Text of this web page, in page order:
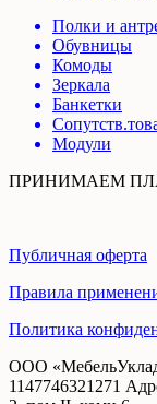
Полки и
Обувницы
Комоды
Зеркала
Банкетки
Модули
ПРИНИМАЕМ
Публичная оферта
Правила
Политика
ООО
1147746321271